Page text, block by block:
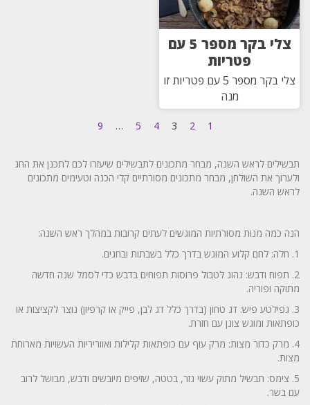
צלי בקר מספר 5 עם
פטריות
צלי בקר מספר 5 עם פטריות זו
מנה
1
2
3
4
5
…
9
תבשילים לראש השנה, מבחר מתכונים לתבשילים שיעזרו לכם לתכנן את החג
ולערוך את השולחן, מבחר מתכונים מסורתיים קלי הכנה וטעימים מתכונים
לראש השנה.
הנה כמה מנות מסורתיות המוגשים לעתים קרובות במהלך ראש השנה:
1. חלה: לחם קלוע המוגש בדרך כלל בשבתות ובחגים.
2. תפוח ודבש: נהוג לטבול פרוסות תפוחים בדבש כדי לסמל שנה חדשה
מתוקה ופוריה.
3. גפילטע פיש: דג טחון (בדרך כלל דג לבן, פייק או קרפיון) נוצר לקציצות או
כופתאות ומוגש צונן עם חזרת.
4. מרק כדור מצות: מרק עוף עם כופתאות קלילות ואווריריות העשויות מארוחת
מצות.
5. צימס: תבשיל מתוק עשוי גזר, בטטה, שזיפים מיובשים ודבש, מבושל לרוב
עם בשר.